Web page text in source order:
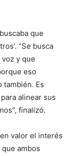
que
“Se busca
y que
eso
también. Es
alinear sus
finalizó.
valor el interés
ambos